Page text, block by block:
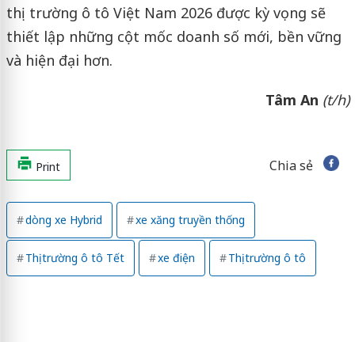
thị trường ô tô Việt Nam 2026 được kỳ vọng sẽ
thiết lập những cột mốc doanh số mới, bền vững
và hiện đại hơn.
Tâm An (t/h)
Print Chia sẻ
dòng xe Hybrid xe xăng truyền thống
Thị trường ô tô Tết xe điện Thị trường ô tô